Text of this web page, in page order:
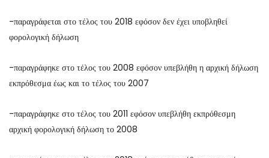
-παραγράφεται στο τέλος του 2018 εφόσον δεν έχει υποβληθεί
φορολογική δήλωση
-παραγράφηκε στο τέλος του 2008 εφόσον υπεβλήθη η αρχική δήλωση
εκπρόθεσμα έως και το τέλος του 2007
-παραγράφηκε στο τέλος του 2011 εφόσον υπεβλήθη εκπρόθεσμη
αρχική φορολογική δήλωση το 2008